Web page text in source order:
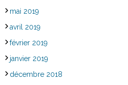
mai 2019
avril 2019
février 2019
janvier 2019
décembre 2018